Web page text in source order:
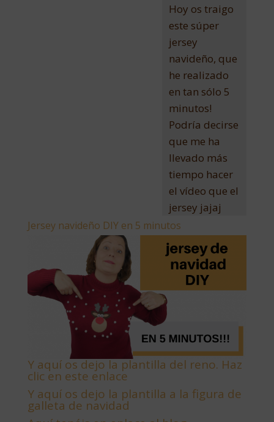
Hoy os traigo
este súper
jersey
navideño, que
he realizado
en tan sólo 5
minutos!
Podría decirse
que me ha
llevado más
tiempo hacer
el vídeo que el
jersey jajaj
Jersey navideño DIY en 5 minutos
Y aquí os dejo la plantilla del reno. Haz
clic en este enlace
Y aquí os dejo la plantilla a la figura de
galleta de navidad